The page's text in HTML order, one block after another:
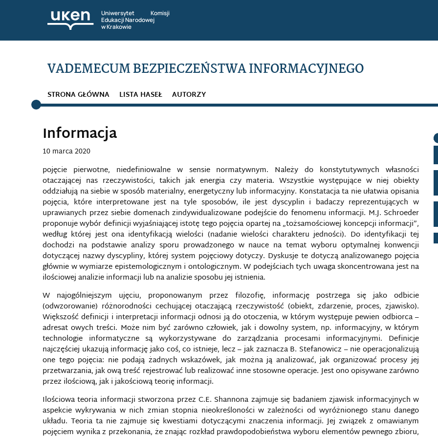
Uniwersytet Komisji
Edukacji Narodowej
w Krakowie
VADEMECUM BEZPIECZEŃSTWA INFORMACYJNEGO
STRONA GŁÓWNA LISTA HASEŁ AUTORZY
Informacja
10 marca 2020
pojęcie pierwotne, niedefiniowalne w sensie normatywnym. Należy do konstytutywnych własności
otaczającej nas rzeczywistości, takich jak energia czy materia. Wszystkie występujące w niej obiekty
oddziałują na siebie w sposób materialny, energetyczny lub informacyjny. Konstatacja ta nie ułatwia opisania
pojęcia, które interpretowane jest na tyle sposobów, ile jest dyscyplin i badaczy reprezentujących w
uprawianych przez siebie domenach zindywidualizowane podejście do fenomenu informacji. M.J. Schroeder
proponuje wybór definicji wyjaśniającej istotę tego pojęcia opartej na „tożsamościowej koncepcji informacji”,
według której jest ona identyfikacją wielości (nadanie wielości charakteru jedności). Do identyfikacji tej
dochodzi na podstawie analizy sporu prowadzonego w nauce na temat wyboru optymalnej konwencji
dotyczącej nazwy dyscypliny, której system pojęciowy dotyczy. Dyskusje te dotyczą analizowanego pojęcia
głównie w wymiarze epistemologicznym i ontologicznym. W podejściach tych uwaga skoncentrowana jest na
ilościowej analizie informacji lub na analizie sposobu jej istnienia.
W najogólniejszym ujęciu, proponowanym przez filozofię, informację postrzega się jako odbicie
(odwzorowanie) różnorodności cechującej otaczającą rzeczywistość (obiekt, zdarzenie, proces, zjawisko).
Większość definicji i interpretacji informacji odnosi ją do otoczenia, w którym występuje pewien odbiorca –
adresat owych treści. Może nim być zarówno człowiek, jak i dowolny system, np. informacyjny, w którym
technologie informatyczne są wykorzystywane do zarządzania procesami informacyjnymi. Definicje
najczęściej ukazują informację jako coś, co istnieje, lecz – jak zaznacza B. Stefanowicz – nie operacjonalizują
one tego pojęcia: nie podają żadnych wskazówek, jak można ją analizować, jak organizować procesy jej
przetwarzania, jak ową treść rejestrować lub realizować inne stosowne operacje. Jest ono opisywane zarówno
przez ilościową, jak i jakościową teorię informacji.
Ilościowa teoria informacji stworzona przez C.E. Shannona zajmuje się badaniem zjawisk informacyjnych w
aspekcie wykrywania w nich zmian stopnia nieokreśloności w zależności od wyróżnionego stanu danego
układu. Teoria ta nie zajmuje się kwestiami dotyczącymi znaczenia informacji. Jej związek z omawianym
pojęciem wynika z przekonania, że znając rozkład prawdopodobieństwa wyboru elementów pewnego zbioru,